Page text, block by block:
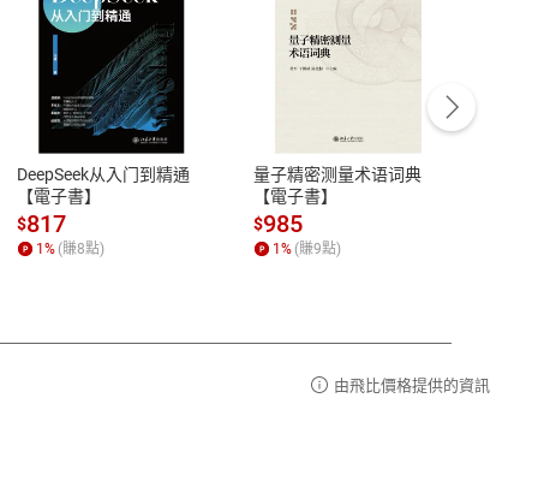
性
參
客服資訊
服務時間：週一到週五 10:00-12:00、
13:00-17:00 (國定假日及例假日休息)
客服電話：0080-1857077
DeepSeek从入门到精通
【電子書】
$817
1% (賺8點)
量子精密测量术语词典
【電子書】
$985
1% (賺9點)
由飛比價格提供的資訊